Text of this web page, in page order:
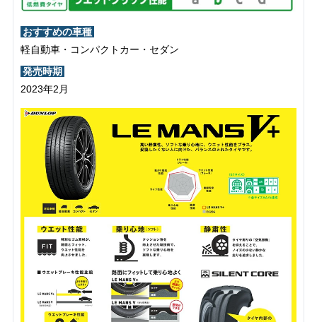
おすすめの車種
軽自動車・コンパクトカー・セダン
発売時期
2023年2月